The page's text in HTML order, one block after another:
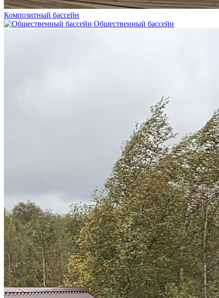
Композитный бассейн
Общественный бассейн